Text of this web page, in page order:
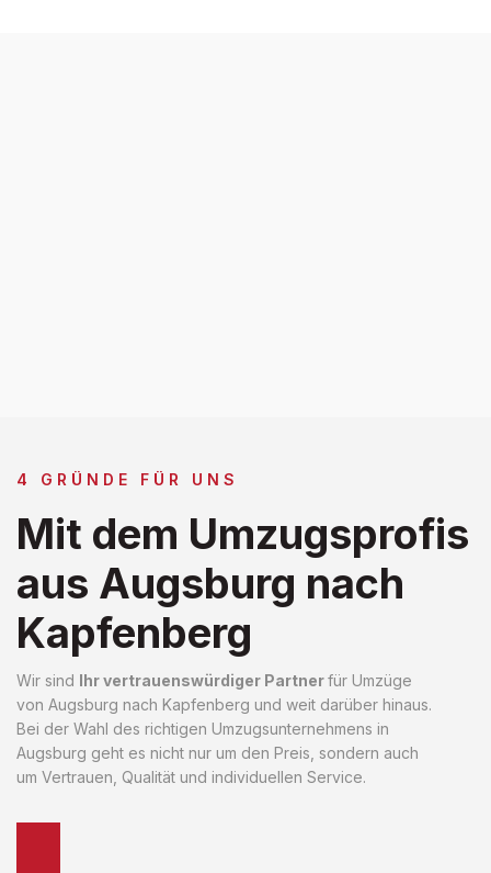
4 GRÜNDE FÜR UNS
Mit dem Umzugsprofis
aus Augsburg nach
Kapfenberg
Wir sind Ihr vertrauenswürdiger Partnerfür Umzüge
von Augsburg nach Kapfenberg und weit darüber hinaus.
Bei der Wahl des richtigen Umzugsunternehmens in
Augsburg geht es nicht nur um den Preis, sondern auch
um Vertrauen, Qualität und individuellen Service.